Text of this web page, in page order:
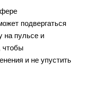
подвергаться
на пульсе и
чтобы
и не упустить